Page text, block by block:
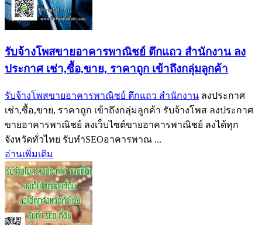
รับจ้างโพสขายอาคารพาณิชย์ ตึกแถว สำนักงาน ลง
ประกาศ เช่า,ซื้อ,ขาย, ราคาถูก เข้าถึงกลุ่มลูกค้า
รับจ้างโพสขายอาคารพาณิชย์ ตึกแถว สำนักงาน ลงประกาศ
เช่า,ซื้อ,ขาย, ราคาถูก เข้าถึงกลุ่มลูกค้า รับจ้างโพส ลงประกาศ
ขายอาคารพาณิชย์ ลงเว็บไซต์ขายอาคารพาณิชย์ ลงได้ทุก
จังหวัดทั่วไทย รับทำSEOอาคารพาณ ...
อ่านเพิ่มเติม